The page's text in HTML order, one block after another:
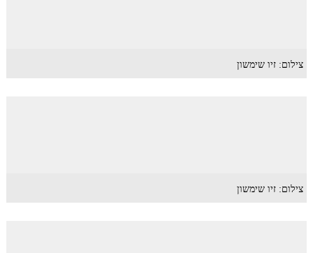
צילום: זיו שימשון
צילום: זיו שימשון